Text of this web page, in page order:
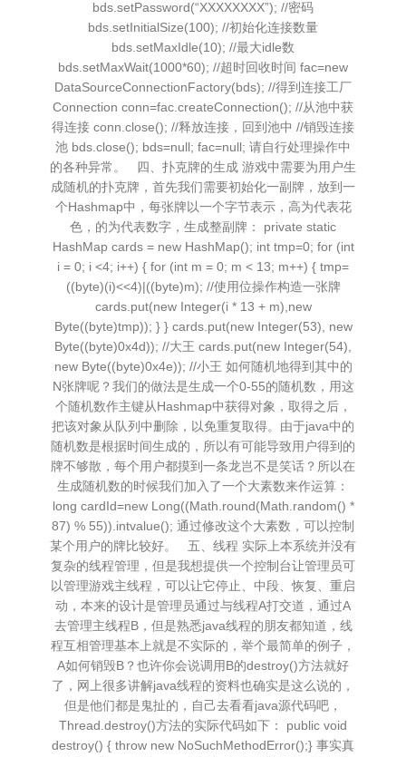
bds.setPassword(“XXXXXXXX”); //密码
bds.setInitialSize(100); //初始化连接数量
bds.setMaxIdle(10); //最大idle数
bds.setMaxWait(1000*60); //超时回收时间 fac=new
DataSourceConnectionFactory(bds); //得到连接工厂
Connection conn=fac.createConnection(); //从池中获
得连接 conn.close(); //释放连接，回到池中 //销毁连接
池 bds.close(); bds=null; fac=null; 请自行处理操作中
的各种异常。 四、扑克牌的生成 游戏中需要为用户生
成随机的扑克牌，首先我们需要初始化一副牌，放到一
个Hashmap中，每张牌以一个字节表示，高为代表花
色，的为代表数字，生成整副牌： private static
HashMap cards = new HashMap(); int tmp=0; for (int
i = 0; i <4; i++) { for (int m = 0; m < 13; m++) { tmp=
((byte)(i)<<4)|((byte)m); //使用位操作构造一张牌
cards.put(new Integer(i * 13 + m),new
Byte((byte)tmp)); } } cards.put(new Integer(53), new
Byte((byte)0x4d)); //大王 cards.put(new Integer(54),
new Byte((byte)0x4e)); //小王 如何随机地得到其中的
N张牌呢？我们的做法是生成一个0-55的随机数，用这
个随机数作主键从Hashmap中获得对象，取得之后，
把该对象从队列中删除，以免重复取得。由于java中的
随机数是根据时间生成的，所以有可能导致用户得到的
牌不够散，每个用户都摸到一条龙岂不是笑话？所以在
生成随机数的时候我们加入了一个大素数来作运算：
long cardId=new Long((Math.round(Math.random() *
87) % 55)).intvalue(); 通过修改这个大素数，可以控制
某个用户的牌比较好。 五、线程 实际上本系统并没有
复杂的线程管理，但是我想提供一个控制台让管理员可
以管理游戏主线程，可以让它停止、中段、恢复、重启
动，本来的设计是管理员通过与线程A打交道，通过A
去管理主线程B，但是熟悉java线程的朋友都知道，线
程互相管理基本上就是不实际的，举个最简单的例子，
A如何销毁B？也许你会说调用B的destroy()方法就好
了，网上很多讲解java线程的资料也确实是这么说的，
但是他们都是鬼扯的，自己去看看java源代码吧，
Thread.destroy()方法的实际代码如下： public void
destroy() { throw new NoSuchMethodError();} 事实真